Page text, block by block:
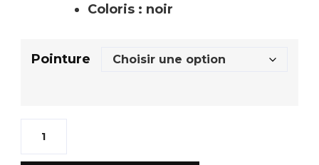
Coloris : noir
Pointure